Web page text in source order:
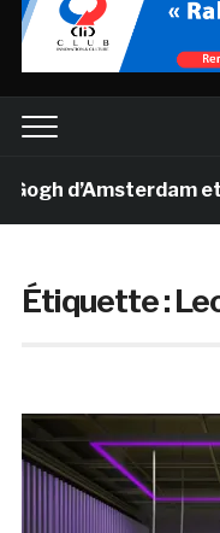
d’Amsterdam et
Étiquette :